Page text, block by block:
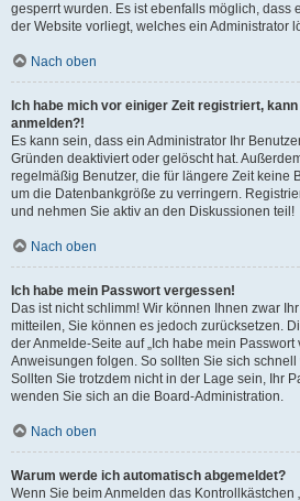
gesperrt wurden. Es ist ebenfalls möglich, dass
der Website vorliegt, welches ein Administrator
Nach oben
Ich habe mich vor einiger Zeit registriert,
anmelden?!
Es kann sein, dass ein Administrator Ihr
Gründen deaktiviert oder gelöscht hat.
regelmäßig Benutzer, die für längere Zeit keine
um die Datenbankgröße zu verringern.
und nehmen Sie aktiv an den Diskussionen teil!
Nach oben
Ich habe mein Passwort vergessen!
Das ist nicht schlimm! Wir können Ihnen zwar
mitteilen, Sie können es jedoch zurücksetzen.
der Anmelde-Seite auf „Ich habe mein
Anweisungen folgen. So sollten Sie sich
Sollten Sie trotzdem nicht in der Lage sein, Ihr
wenden Sie sich an die Board-Administration.
Nach oben
Warum werde ich automatisch abgemeldet?
Wenn Sie beim Anmelden das Kontrollkästchen